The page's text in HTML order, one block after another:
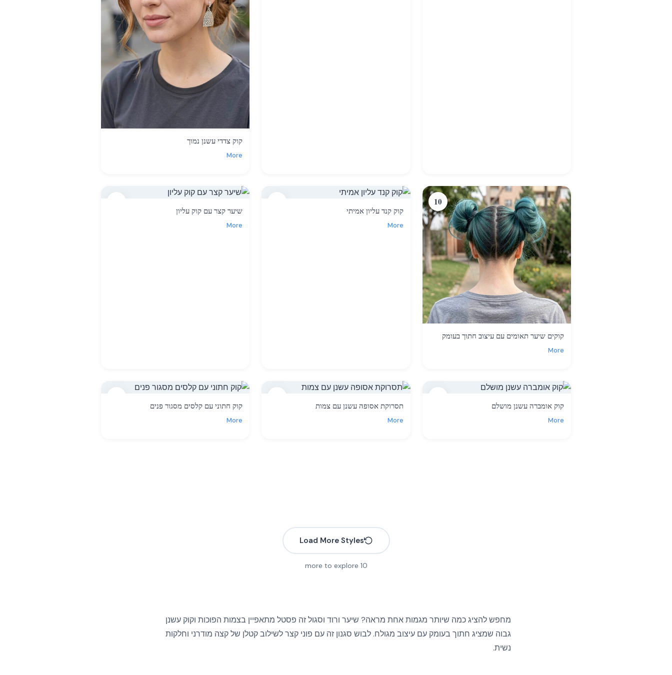
קוק צדדי עשנן נמוך
More
10
קוקים שיער תאומים עם עיצוב חתוך בעומק
More
קוק קנד עליון אמיתי
More
שיער קצר עם קוק עליון
More
קוק אומברה עשנן מושלם
More
תסרוקת אסופה עשנן עם צמות
More
קוק חתוני עם קלסים מסגור פנים
More
Load More Styles
10
מחפש להציג כמה שיותר מגמות אחת מראה? שיער ורוד וסגול זה פסטל מתאפיין בצמות הפוכות וקוק עשנן
גבוה שמציג חתוך בעומק עם עיצוב מגולח. לבוש סגנון זה עם פוני קצר לשילוב קטלן של קצה מודרני וחלקות
נשית.